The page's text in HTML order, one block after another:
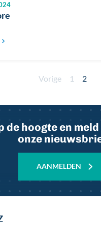
Vorige
Vorige Page
1 2
de hoogte en
onze
AANMELDEN